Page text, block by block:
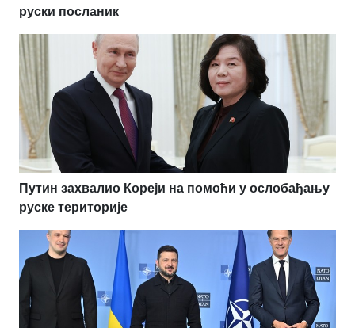
руски посланик
Путин захвалио Кореји на помоћи у ослобађању
руске територије